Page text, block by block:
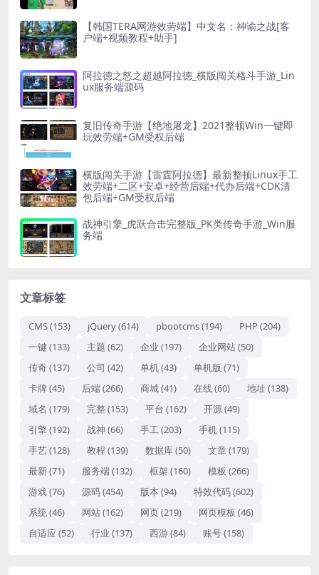
【韩国TERA网游效劳端】中文名：神谕之战[客
户端+视频教程+助手]
阿拉德之怒之超越阿拉德_横版闯关格斗手游_Lin
ux服务端源码
复旧传奇手游【绝地屠龙】2021整顿Win一键即
玩效劳端+GM受权后端
横版闯关手游【雷霆阿拉德】最新整顿Linux手工
效劳端+二区+安卓+经营后端+代办后端+CDK清
包后端+GM受权后端
战神引擎_虎跃合击完整版_PK类传奇手游_Win服
务端
文章标签
CMS(153) jQuery(614) pbootcms(194) PHP(204)
一键(133) 主题 (62) 企业 (197) 企业网站(50)
传奇(137) 公司 (42) 单机(43) 单机版 (71)
卡牌 (45) 后端(266) 商城(41) 在线(60) 地址 (138)
域名 (179) 完整(153) 平台 (162) 开源(49)
引擎(192) 战神 (66) 手工(203) 手机(115)
手艺(128) 教程 (139) 数据库(50) 文章 (179)
最新 (71) 服务端(132) 框架 (160) 模板 (266)
游戏(76) 源码(454) 版本 (94) 特效代码(602)
系统(46) 网站(162) 网页(219) 网页模板 (46)
自适应 (52) 行业 (137) 西游(84) 账号(158)